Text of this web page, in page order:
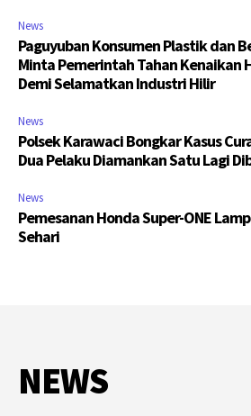
News
Paguyuban Konsumen Plastik dan
Minta Pemerintah Tahan Kenaikan
Demi Selamatkan Industri Hilir
News
Polsek Karawaci Bongkar Kasus
Dua Pelaku Diamankan Satu Lagi
News
Pemesanan Honda Super-ONE
Sehari
NEWS